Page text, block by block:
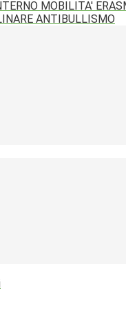
MOBILITA'
ANTIBULLISMO